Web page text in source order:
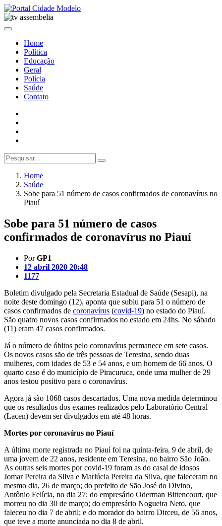
Home
Política
Educação
Geral
Polícia
Saúde
Contato
Home
Saúde
Sobe para 51 número de casos confirmados de coronavírus no
Piauí
Sobe para 51 número de casos
confirmados de coronavírus no Piauí
PorGP1
12 abril 2020 20:48
1177
Boletim divulgado pela Secretaria Estadual de Saúde (Sesapi), na
noite deste domingo (12), aponta que subiu para 51 o número de
casos confirmados de coronavírus (covid-19) no estado do Piauí.
São quatro novos casos confirmados no estado em 24hs. No sábado
(11) eram 47 casos confirmados.
Já o número de óbitos pelo coronavírus permanece em sete casos.
Os novos casos são de três pessoas de Teresina, sendo duas
mulheres, com idades de 53 e 54 anos, e um homem de 66 anos. O
quarto caso é do município de Piracuruca, onde uma mulher de 29
anos testou positivo para o coronavírus.
Agora já são 1068 casos descartados. Uma nova medida determinou
que os resultados dos exames realizados pelo Laboratório Central
(Lacen) devem ser divulgados em até 48 horas.
Mortes por coronavírus no Piauí
A última morte registrada no Piauí foi na quinta-feira, 9 de abril, de
uma jovem de 22 anos, residente em Teresina, no bairro São João.
As outras seis mortes por covid-19 foram as do casal de idosos
Jomar Pereira da Silva e Marlúcia Pereira da Silva, que faleceram no
mesmo dia, 26 de março; do prefeito de São José do Divino,
Antônio Felícia, no dia 27; do empresário Oderman Bittencourt, que
morreu no dia 30 de março; do empresário Nogueira Neto, que
faleceu no dia 7 de abril; e do morador do bairro Dirceu, de 56 anos,
que teve a morte anunciada no dia 8 de abril.